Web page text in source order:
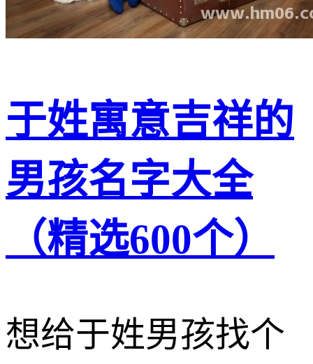
于姓寓意吉祥的
男孩名字大全
（精选600个）
想给于姓男孩找个